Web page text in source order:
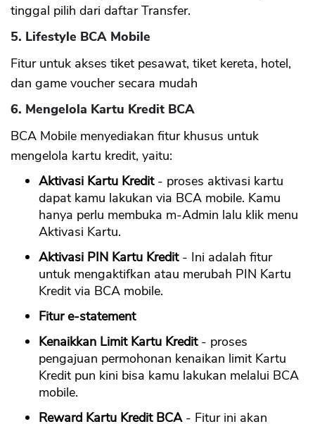
tinggal pilih dari daftar Transfer.
5. Lifestyle BCA Mobile
Fitur untuk akses tiket pesawat, tiket kereta, hotel,
dan game voucher secara mudah
6. Mengelola Kartu Kredit BCA
BCA Mobile menyediakan fitur khusus untuk
mengelola kartu kredit, yaitu:
Aktivasi Kartu Kredit - proses aktivasi kartu
dapat kamu lakukan via BCA mobile. Kamu
hanya perlu membuka m-Admin lalu klik menu
Aktivasi Kartu.
Aktivasi PIN Kartu Kredit- Ini adalah fitur
untuk mengaktifkan atau merubah PIN Kartu
Kredit via BCA mobile.
Fitur e-statement
Kenaikkan Limit Kartu Kredit- proses
pengajuan permohonan kenaikan limit Kartu
Kredit pun kini bisa kamu lakukan melalui BCA
mobile.
Reward Kartu Kredit BCA - Fitur ini akan